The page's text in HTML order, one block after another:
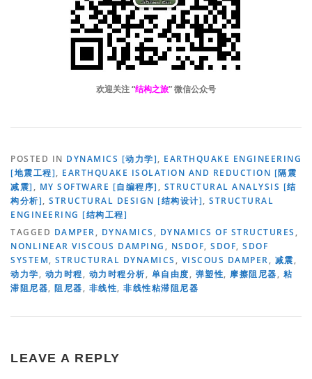
欢迎关注 “结构之旅” 微信公众号
POSTED IN DYNAMICS [动力学], EARTHQUAKE ENGINEERING
[地震工程], EARTHQUAKE ISOLATION AND REDUCTION [隔震
减震] , MY SOFTWARE [自编程序] , STRUCTURAL ANALYSIS [结
构分析], STRUCTURAL DESIGN [结构设计], STRUCTURAL
ENGINEERING [结构工程]
TAGGED DAMPER, DYNAMICS , DYNAMICS OF STRUCTURES ,
NONLINEAR VISCOUS DAMPING , NSDOF, SDOF, SDOF
SYSTEM, STRUCTURAL DYNAMICS , VISCOUS DAMPER, 减震,
动力学, 动力时程, 动力时程分析, 单自由度, 弹塑性, 摩擦阻尼器, 粘
滞阻尼器, 阻尼器, 非线性, 非线性粘滞阻尼器
LEAVE A REPLY